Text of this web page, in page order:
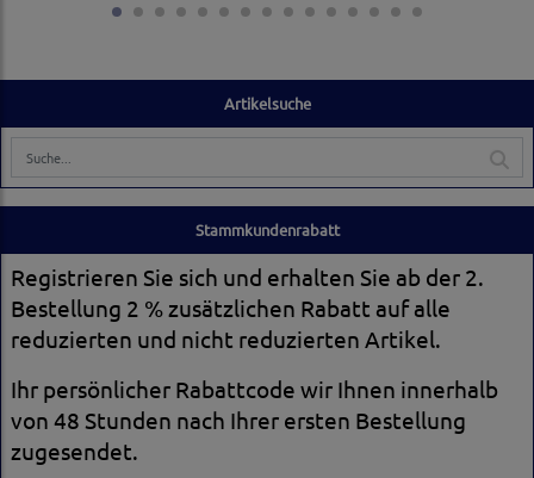
Artikelsuche
Stammkundenrabatt
Registrieren Sie sich und erhalten Sie ab der 2.
Bestellung 2 % zusätzlichen Rabatt auf alle
reduzierten und nicht reduzierten Artikel.
Ihr persönlicher Rabattcode wir Ihnen innerhalb
von 48 Stunden nach Ihrer ersten Bestellung
zugesendet.